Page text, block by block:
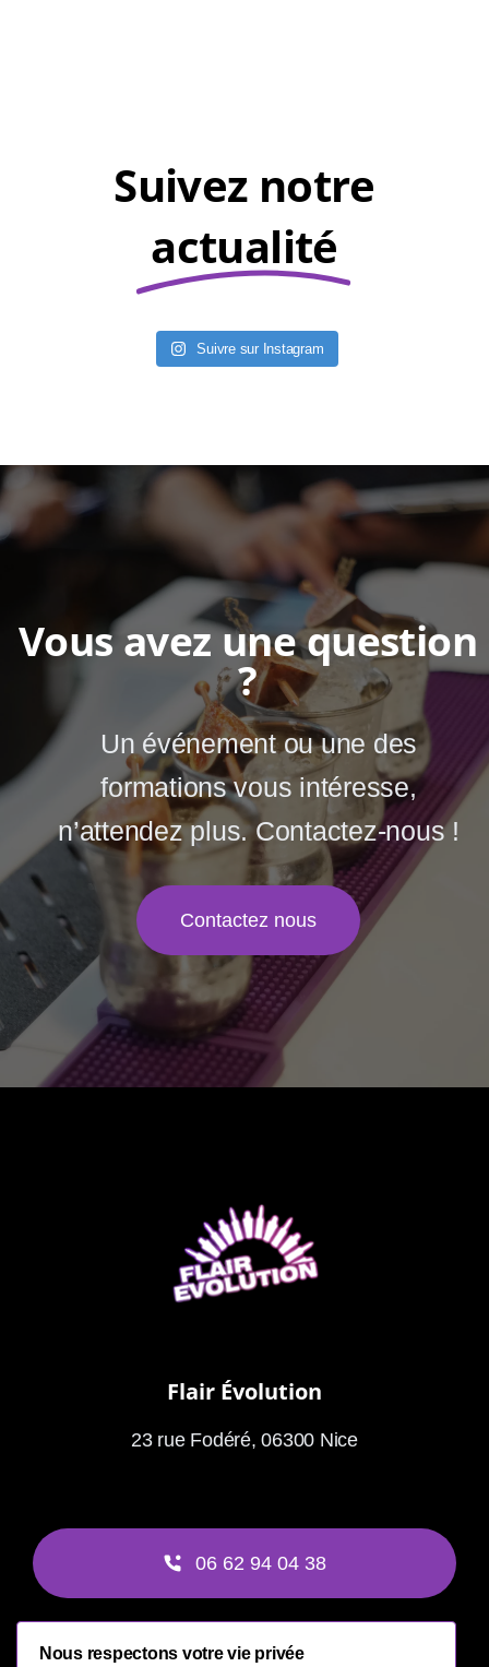
Suivez notre
actualité
Suivre sur Instagram
Vous avez une question
?
Un événement ou une des
formations vous intéresse,
n’attendez plus. Contactez-nous !
Contactez nous
Flair Évolution
23 rue Fodéré, 06300 Nice
06 62 94 04 38
Nous respectons votre vie privée